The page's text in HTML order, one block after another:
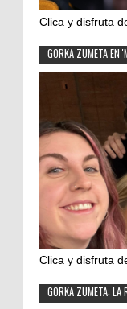
Clica y disfruta
GORKA ZUMETA EN
Clica y disfruta
GORKA ZUMETA: LA